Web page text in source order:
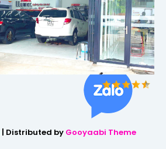
| Distributed by Gooyaabi Theme